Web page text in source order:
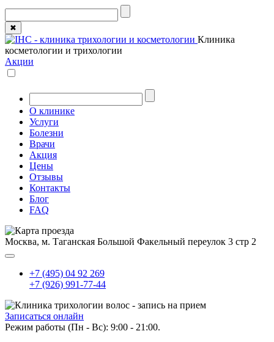
✖
Клиника
косметологии и трихологии
Акции
О клинике
Услуги
Болезни
Врачи
Акция
Цены
Отзывы
Контакты
Блог
FAQ
Москва, м. Таганская Большой Факельный переулок 3 стр 2
+7 (495) 04 92 269
+7 (926) 991-77-44
Записаться онлайн
Режим работы (Пн - Вс): 9:00 - 21:00.